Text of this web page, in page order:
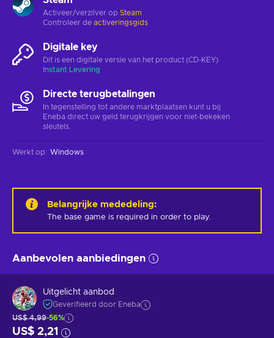
Activeer/verzilver op Steam
Controleer de activeringsgids
Digitale key
Dit is een digitale versie van het product (CD-KEY)
Instant Levering
Directe terugbetalingen
In tegenstelling tot andere marktplaatsen kunt u bij
Eneba direct uw geld terugkrijgen voor niet-bekeken
sleutels.
Werkt op: Windows
Belangrijke mededeling:
The base game is required in order to play.
Aanbevolen aanbiedingen
Uitgelicht aanbod
Geverifieerd door Eneba
US$ 4,99-56%
US$ 2,21